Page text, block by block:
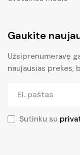
Gaukite
Užsiprenumeravę
naujausias prekes,
Sutinku su